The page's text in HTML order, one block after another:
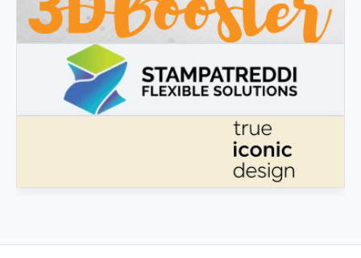
3DBOOSTER
3DBooster - Innovative Produkte für den 3D-Druck